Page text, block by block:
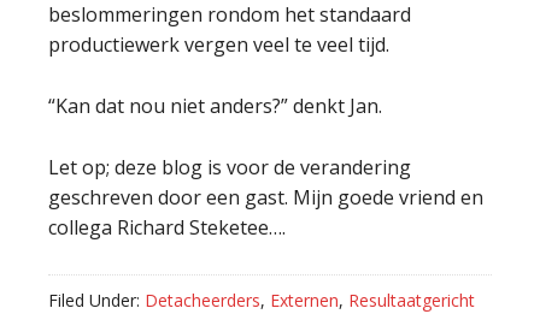
beslommeringen rondom het standaard
productiewerk vergen veel te veel tijd.
“Kan dat nou niet anders?” denkt Jan.
Let op; deze blog is voor de verandering
geschreven door een gast. Mijn goede vriend en
collega Richard Steketee….
Filed Under: Detacheerders, Externen, Resultaatgericht